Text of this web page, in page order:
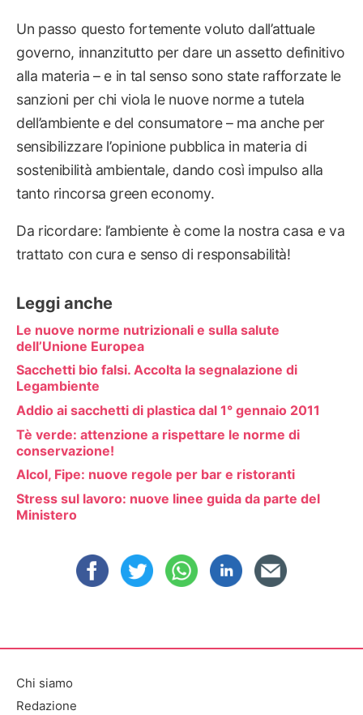
Un passo questo fortemente voluto dall’attuale
governo, innanzitutto per dare un assetto definitivo
alla materia – e in tal senso sono state rafforzate le
sanzioni per chi viola le nuove norme a tutela
dell’ambiente e del consumatore – ma anche per
sensibilizzare l’opinione pubblica in materia di
sostenibilità ambientale, dando così impulso alla
tanto rincorsa green economy.
Da ricordare: l’ambiente è come la nostra casa e va
trattato con cura e senso di responsabilità!
Leggi anche
Le nuove norme nutrizionali e sulla salute
dell’Unione Europea
Sacchetti bio falsi. Accolta la segnalazione di
Legambiente
Addio ai sacchetti di plastica dal 1° gennaio 2011
Tè verde: attenzione a rispettare le norme di
conservazione!
Alcol, Fipe: nuove regole per bar e ristoranti
Stress sul lavoro: nuove linee guida da parte del
Ministero
Chi siamo
Redazione